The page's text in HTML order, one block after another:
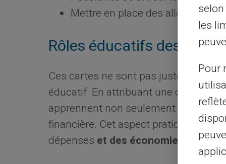
Mettre en place des allocations
Rôles éducatifs des
Ces cartes ne sont pas juste un
éducatif. En attribuant une carte à
apprennent non seulement la valeur
financière. Cet aspect pratique
dépenses et des économies.
les
Pour